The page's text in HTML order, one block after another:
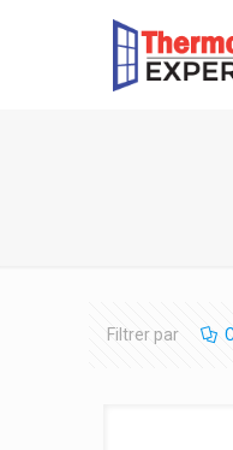
Filtrer par